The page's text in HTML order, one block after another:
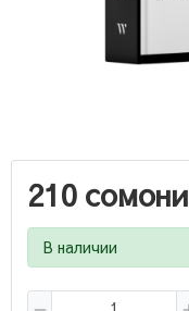
210 сомони
В наличии